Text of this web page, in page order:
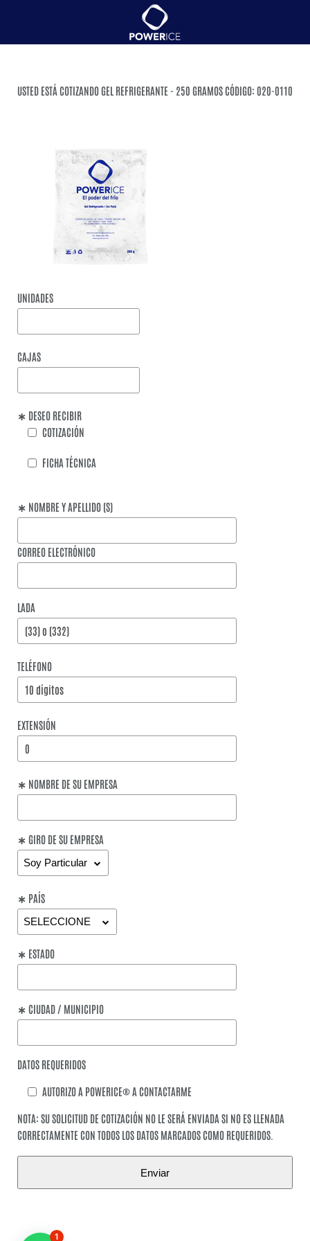
USTED ESTÁ COTIZANDO GEL REFRIGERANTE - 250 GRAMOS CÓDIGO: 020-0110
UNIDADES
CAJAS
∗ DESEO RECIBIR
COTIZACIÓN
FICHA TÉCNICA
∗ NOMBRE Y APELLIDO (S)
CORREO ELECTRÓNICO
LADA
TELÉFONO
EXTENSIÓN
∗ NOMBRE DE SU EMPRESA
∗ GIRO DE SU EMPRESA
∗ PAÍS
∗ ESTADO
∗ CIUDAD / MUNICIPIO
DATOS REQUERIDOS
AUTORIZO A POWERICE® A CONTACTARME
NOTA: SU SOLICITUD DE COTIZACIÓN NO LE SERÁ ENVIADA SI NO ES LLENADA
CORRECTAMENTE CON TODOS LOS DATOS MARCADOS COMO REQUERIDOS.
1